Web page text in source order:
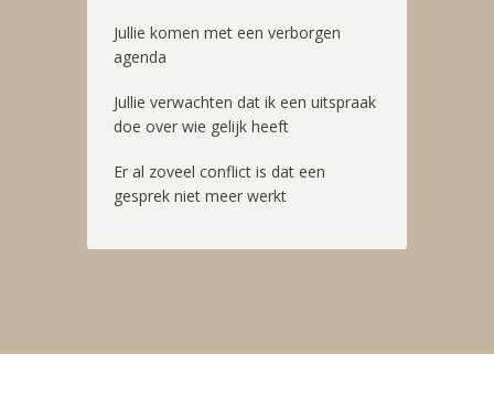
Jullie komen met een verborgen
agenda
Jullie verwachten dat ik een uitspraak
doe over wie gelijk heeft
Er al zoveel conflict is dat een
gesprek niet meer werkt